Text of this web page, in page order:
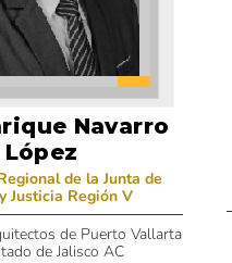
Navarro
López
de la Junta de
Justicia Región V
de Puerto Vallarta
de Jalisco AC